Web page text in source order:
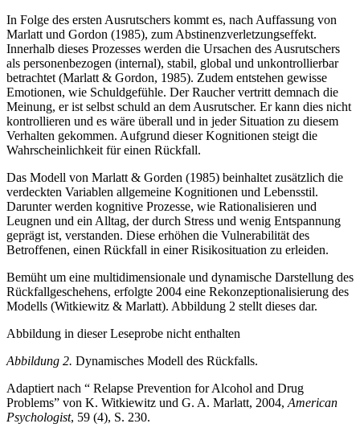
In Folge des ersten Ausrutschers kommt es, nach Auffassung von
Marlatt und Gordon (1985), zum Abstinenzverletzungseffekt.
Innerhalb dieses Prozesses werden die Ursachen des Ausrutschers
als personenbezogen (internal), stabil, global und unkontrollierbar
betrachtet (Marlatt & Gordon, 1985). Zudem entstehen gewisse
Emotionen, wie Schuldgefühle. Der Raucher vertritt demnach die
Meinung, er ist selbst schuld an dem Ausrutscher. Er kann dies nicht
kontrollieren und es wäre überall und in jeder Situation zu diesem
Verhalten gekommen. Aufgrund dieser Kognitionen steigt die
Wahrscheinlichkeit für einen Rückfall.
Das Modell von Marlatt & Gorden (1985) beinhaltet zusätzlich die
verdeckten Variablen allgemeine Kognitionen und Lebensstil.
Darunter werden kognitive Prozesse, wie Rationalisieren und
Leugnen und ein Alltag, der durch Stress und wenig Entspannung
geprägt ist, verstanden. Diese erhöhen die Vulnerabilität des
Betroffenen, einen Rückfall in einer Risikosituation zu erleiden.
Bemüht um eine multidimensionale und dynamische Darstellung des
Rückfallgeschehens, erfolgte 2004 eine Rekonzeptionalisierung des
Modells (Witkiewitz & Marlatt). Abbildung 2 stellt dieses dar.
Abbildung in dieser Leseprobe nicht enthalten
Abbildung 2. Dynamisches Modell des Rückfalls.
Adaptiert nach “ Relapse Prevention for Alcohol and Drug
Problems” von K. Witkiewitz und G. A. Marlatt, 2004, American
Psychologist, 59 (4), S. 230.